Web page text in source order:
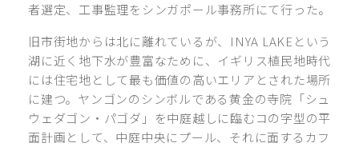
者選定、工事監理をシンガポール事務所にて行った。
旧市街地からは北に離れているが、INYA LAKEという
湖に近く地下水が豊富なために、イギリス植民地時代
には住宅地として最も価値の高いエリアとされた場所
に建つ。ヤンゴンのシンボルである黄金の寺院「シュ
ウェダゴン・パゴダ」を中庭越しに臨むコの字型の平
面計画として、中庭中央にプール、それに面するカフ